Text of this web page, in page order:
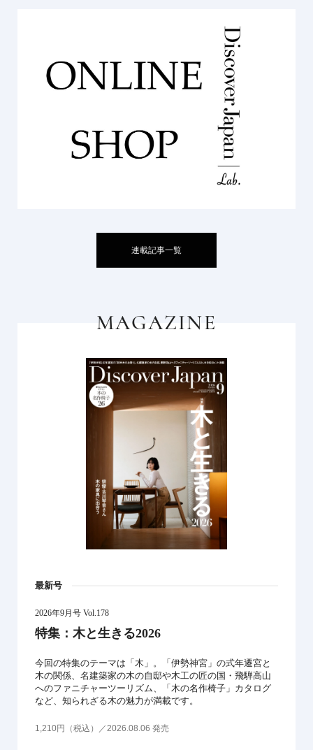
連載記事一覧
MAGAZINE
最新号
2026年9月号 Vol.178
特集：木と生きる2026
今回の特集のテーマは「木」。「伊勢神宮」の式年遷宮と
木の関係、名建築家の木の自邸や木工の匠の国・飛騨高山
へのファニチャーツーリズム、「木の名作椅子」カタログ
など、知られざる木の魅力が満載です。
1,210円（税込）／2026.08.06 発売